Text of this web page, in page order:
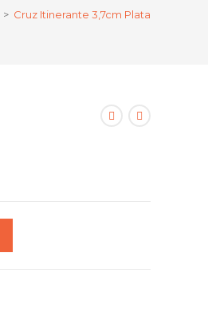
> Cruz Itinerante 3,7cm Plata